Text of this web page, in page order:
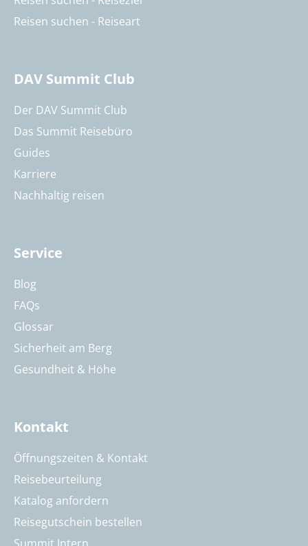
Reisen suchen - Reiseart
DAV Summit Club
Der DAV Summit Club
Das Summit Reisebüro
Guides
Karriere
Nachhaltig reisen
Service
Blog
FAQs
Glossar
Sicherheit am Berg
Gesundheit & Höhe
Kontakt
Öffnungszeiten & Kontakt
Reisebeurteilung
Katalog anfordern
Reisegutschein bestellen